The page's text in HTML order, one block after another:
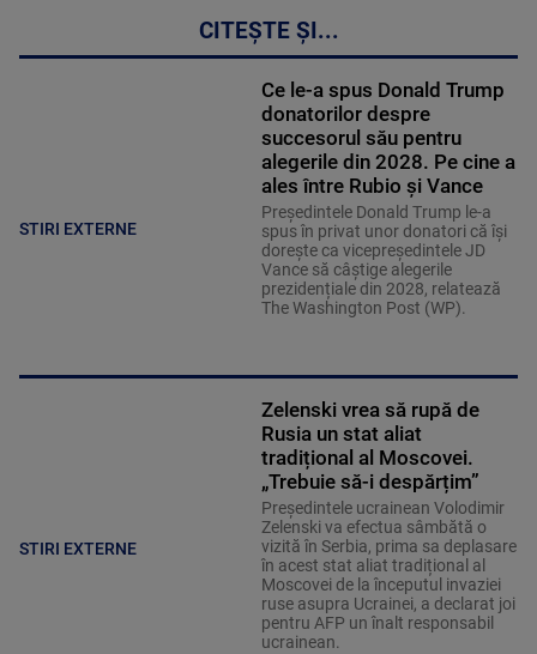
CITEȘTE ȘI...
STIRI EXTERNE
Ce le-a spus Donald Trump
donatorilor despre
succesorul său pentru
alegerile din 2028. Pe cine a
ales între Rubio și Vance
Președintele Donald Trump le-a
spus în privat unor donatori că își
dorește ca vicepreședintele JD
Vance să câștige alegerile
prezidențiale din 2028, relatează
The Washington Post (WP).
STIRI EXTERNE
Zelenski vrea să rupă de
Rusia un stat aliat
tradițional al Moscovei.
„Trebuie să-i despărțim”
Președintele ucrainean Volodimir
Zelenski va efectua sâmbătă o
vizită în Serbia, prima sa deplasare
în acest stat aliat tradițional al
Moscovei de la începutul invaziei
ruse asupra Ucrainei, a declarat joi
pentru AFP un înalt responsabil
ucrainean.